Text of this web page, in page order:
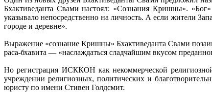
Бхактиведанта Свами настоял: «Сознания Кришны».
указывало непосредственно на личность. А если жители
городе и деревне».
Выражение «сознание Кришны» Бхактиведанта Свами
раса-бхавита — «наслаждаться сладчайшим вкусом
Но регистрация ИСККОН как некоммерческой
учреждении религиозных, политических и
юристу по имени Стивен Голдсмит.